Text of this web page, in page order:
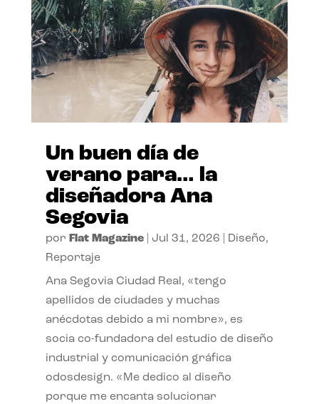
Un buen día de
verano para… la
diseñadora Ana
Segovia
por Flat Magazine| Jul 31, 2026 Diseño,
Reportaje
Ana Segovia Ciudad Real, «tengo
apellidos de ciudades y muchas
anécdotas debido a mi nombre», es
socia co-fundadora del estudio de diseño
industrial y comunicación gráfica
odosdesign. «Me dedico al diseño
porque me encanta solucionar